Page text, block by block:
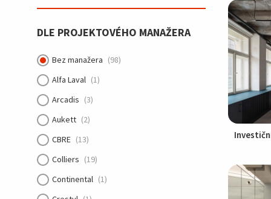
Říčany (1)
Barbora Léblová (2)
B² architecture
CBRE (7)
CUBOID ARCHITEKTI s.r.o.
Cama architekti
Cechvala Architects
Chapman Taylor
DLE PROJEKTOVÉHO MANAŽERA
Bez manažera (98)
Alfa Laval (1)
Arcadis (3)
Aukett (2)
CBRE (13)
Colliers (19)
Continental (1)